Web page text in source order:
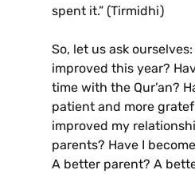
spent it.” (Tirmidhi)
So, let us ask
improved this year?
time with the Qur’an?
patient and more
improved my
parents? Have I
A better parent? A